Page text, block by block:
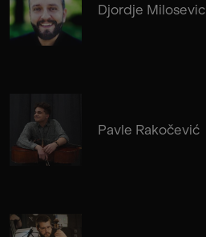
Djordje Milosevic
Pavle Rakočević